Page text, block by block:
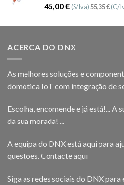
Avaliação
5.00
de 5
45,00€ (S/Iva)55,35€(C/
ACERCA DO DNX
As melhores soluções e
domótica IoT com integração de
Escolha, encomende e já está!... A
da sua morada! ...
A equipa do DNX está aqui para
questões.Contacte aqui
Siga as redes sociais do DNX para